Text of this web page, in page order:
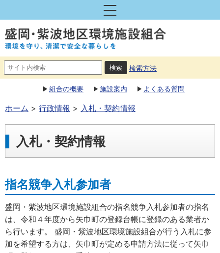
検索方法
組合の概要 施設案内 よくある質問
ホーム 行政情報 入札・契約情報
入札・契約情報
指名競争入札参加者
盛岡・紫波地区環境施設組合の指名競争入札参加者の指名
は、令和４年度から矢巾町の登録台帳に登録のある業者か
ら行います。 盛岡・紫波地区環境施設組合が行う入札に参
加を希望する方は、矢巾町が定める申請方法に従って矢巾